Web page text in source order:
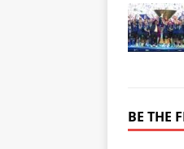
BE THE